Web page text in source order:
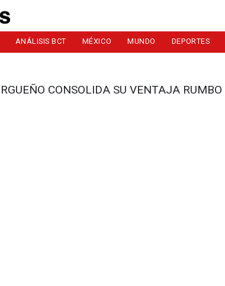
ANÁLISIS BCT MÉXICO MUNDO DEPORTES